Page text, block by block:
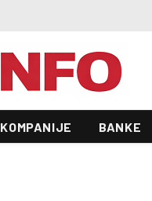
KOMPANIJE BANKE